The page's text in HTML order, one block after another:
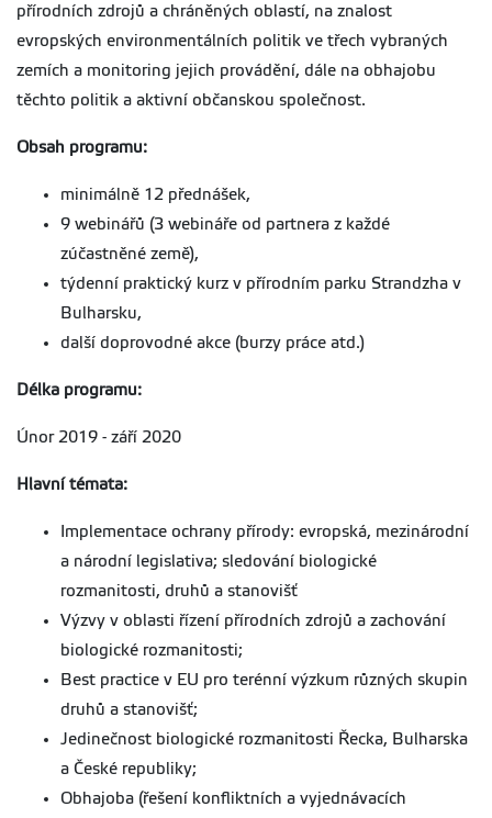
přírodních zdrojů a chráněných oblastí, na znalost
evropských environmentálních politik ve třech vybraných
zemích a monitoring jejich provádění, dále na obhajobu
těchto politik a aktivní občanskou společnost.
Obsah programu:
minimálně 12 přednášek,
9 webinářů (3 webináře od partnera z každé
zúčastněné země),
týdenní praktický kurz v přírodním parku Strandzha v
Bulharsku,
další doprovodné akce (burzy práce atd.)
Délka programu:
Únor 2019 - září 2020
Hlavní témata:
Implementace ochrany přírody: evropská, mezinárodní
a národní legislativa; sledování biologické
rozmanitosti, druhů a stanovišť
Výzvy v oblasti řízení přírodních zdrojů a zachování
biologické rozmanitosti;
Best practice v EU pro terénní výzkum různých skupin
druhů a stanovišť;
Jedinečnost biologické rozmanitosti Řecka, Bulharska
a České republiky;
Obhajoba (řešení konfliktních a vyjednávacích